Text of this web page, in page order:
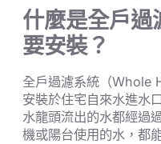
什麼是全戶過
要安裝？
全戶過濾系統（Whole
安裝於住宅自來水進水
水龍頭流出的水都經過
機或陽台使用的水，都